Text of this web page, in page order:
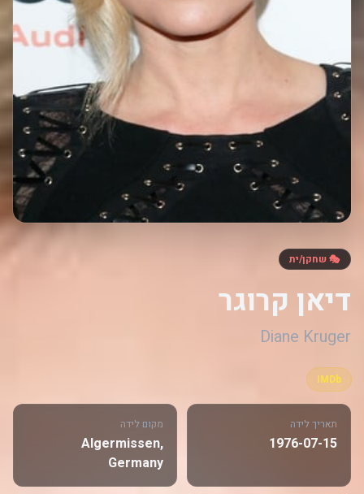
🎭 שחקן/ית
דיאן קרוגר
Diane Kruger
IMDb
תאריך לידה
1976-07-15
מקום לידה
Algermissen,
Germany